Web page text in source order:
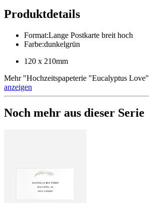
Produktdetails
Format:Lange Postkarte breit hoch
Farbe:dunkelgrün
120 x 210mm
Mehr"Hochzeitspapeterie "Eucalyptus Love"
anzeigen
Noch mehr aus dieser Serie